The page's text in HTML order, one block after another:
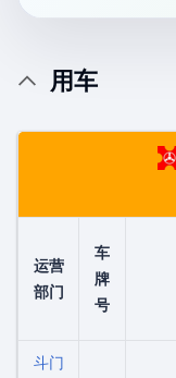
用车
运营
部门
车
牌
号
斗门